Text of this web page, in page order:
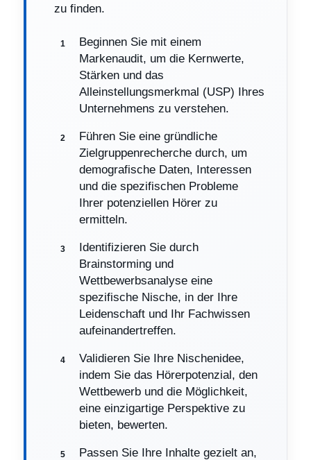
zu finden.
Beginnen Sie mit einem
Markenaudit, um die Kernwerte,
Stärken und das
Alleinstellungsmerkmal (USP) Ihres
Unternehmens zu verstehen.
Führen Sie eine gründliche
Zielgruppenrecherche durch, um
demografische Daten, Interessen
und die spezifischen Probleme
Ihrer potenziellen Hörer zu
ermitteln.
Identifizieren Sie durch
Brainstorming und
Wettbewerbsanalyse eine
spezifische Nische, in der Ihre
Leidenschaft und Ihr Fachwissen
aufeinandertreffen.
Validieren Sie Ihre Nischenidee,
indem Sie das Hörerpotenzial, den
Wettbewerb und die Möglichkeit,
eine einzigartige Perspektive zu
bieten, bewerten.
Passen Sie Ihre Inhalte gezielt an,